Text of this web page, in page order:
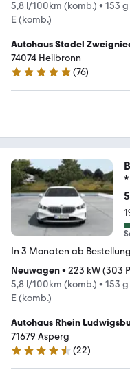
5,8 l/100km (komb.) • 153
E (komb.)
Autohaus Stadel
Rhein GmbH
74074 Heilbronn
4.8 Sterne
(76)
In 3 Monaten ab
Neuwagen• 223 kW (303
5,8 l/100km (komb.) • 153
E (komb.)
Autohaus Rhein
und Rhein GmbH
71679 Asperg
4.6 Sterne
(22)